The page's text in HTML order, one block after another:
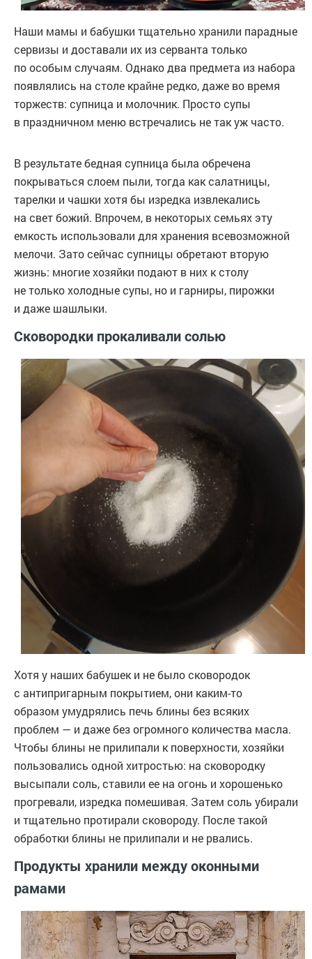
Наши мамы и бабушки тщательно хранили парадные
сервизы и доставали их из серванта только
по особым случаям. Однако два предмета из набора
появлялись на столе крайне редко, даже во время
торжеств: супница и молочник. Просто супы
в праздничном меню встречались не так уж часто.
В результате бедная супница была обречена
покрываться слоем пыли, тогда как салатницы,
тарелки и чашки хотя бы изредка извлекались
на свет божий. Впрочем, в некоторых семьях эту
емкость использовали для хранения всевозможной
мелочи. Зато сейчас супницы обретают вторую
жизнь: многие хозяйки подают в них к столу
не только холодные супы, но и гарниры, пирожки
и даже шашлыки.
Сковородки прокаливали солью
Хотя у наших бабушек и не было сковородок
с антипригарным покрытием, они каким-то
образом умудрялись печь блины без всяких
проблем — и даже без огромного количества масла.
Чтобы блины не прилипали к поверхности, хозяйки
пользовались одной хитростью: на сковородку
высыпали соль, ставили ее на огонь и хорошенько
прогревали, изредка помешивая. Затем соль убирали
и тщательно протирали сковороду. После такой
обработки блины не прилипали и не рвались.
Продукты хранили между оконными
рамами